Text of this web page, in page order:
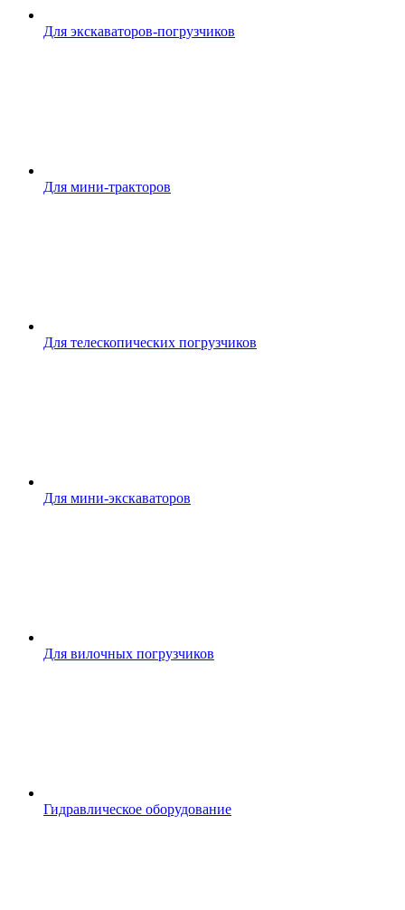
Для экскаваторов-погрузчиков
Для мини-тракторов
Для телескопических погрузчиков
Для мини-экскаваторов
Для вилочных погрузчиков
Гидравлическое оборудование